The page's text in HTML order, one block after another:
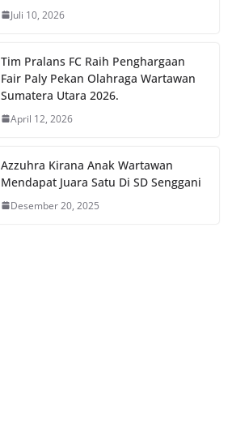
Juli 10, 2026
Tim Pralans FC Raih Penghargaan
Fair Paly Pekan Olahraga Wartawan
Sumatera Utara 2026.
April 12, 2026
Azzuhra Kirana Anak Wartawan
Mendapat Juara Satu Di SD Senggani
Desember 20, 2025